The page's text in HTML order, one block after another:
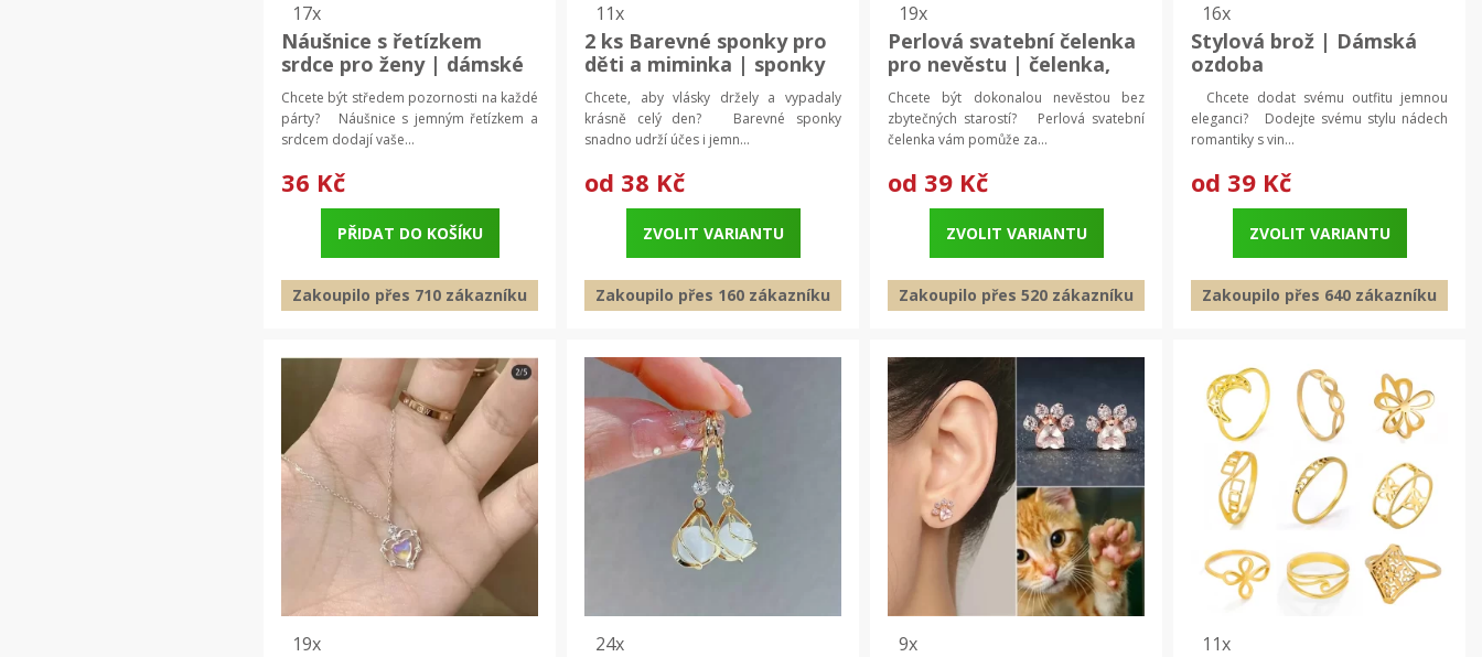
17x
Náušnice s řetízkem
srdce pro ženy | dámské
šperky, elegantní doplněk
Chcete být středem pozornosti na každé
párty? Náušnice s jemným řetízkem a
srdcem dodají vaše...
36 Kč
PŘIDAT DO KOŠÍKU
Zakoupilo přes 710 zákazníku
11x
2 ks Barevné sponky pro
děti a miminka | sponky
do vlasů, dětské doplňky
Chcete, aby vlásky držely a vypadaly
krásně celý den? Barevné sponky
snadno udrží účes i jemn...
od 38 Kč
ZVOLIT VARIANTU
Zakoupilo přes 160 zákazníku
19x
Perlová svatební čelenka
pro nevěstu | čelenka,
vlasový doplněk
Chcete být dokonalou nevěstou bez
zbytečných starostí? Perlová svatební
čelenka vám pomůže za...
od 39 Kč
ZVOLIT VARIANTU
Zakoupilo přes 520 zákazníku
16x
Stylová brož | Dámská
ozdoba
Chcete dodat svému outfitu jemnou
eleganci? Dodejte svému stylu nádech
romantiky s vin...
od 39 Kč
ZVOLIT VARIANTU
Zakoupilo přes 640 zákazníku
19x 24x 9x 11x